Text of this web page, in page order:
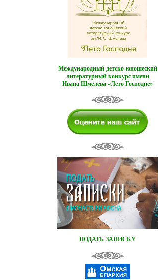
Международный детско-юношеский
литературный конкурс имени
Ивана Шмелева «Лето Господне»
ПОДАТЬ ЗАПИСКУ